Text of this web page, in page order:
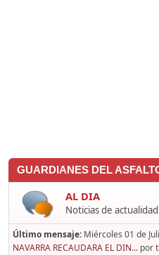
GUARDIANES DEL
AL DIA
Noticias de actualidad
Último mensaje: Miércoles 01 de
NAVARRA RECAUDARA EL DIN... por